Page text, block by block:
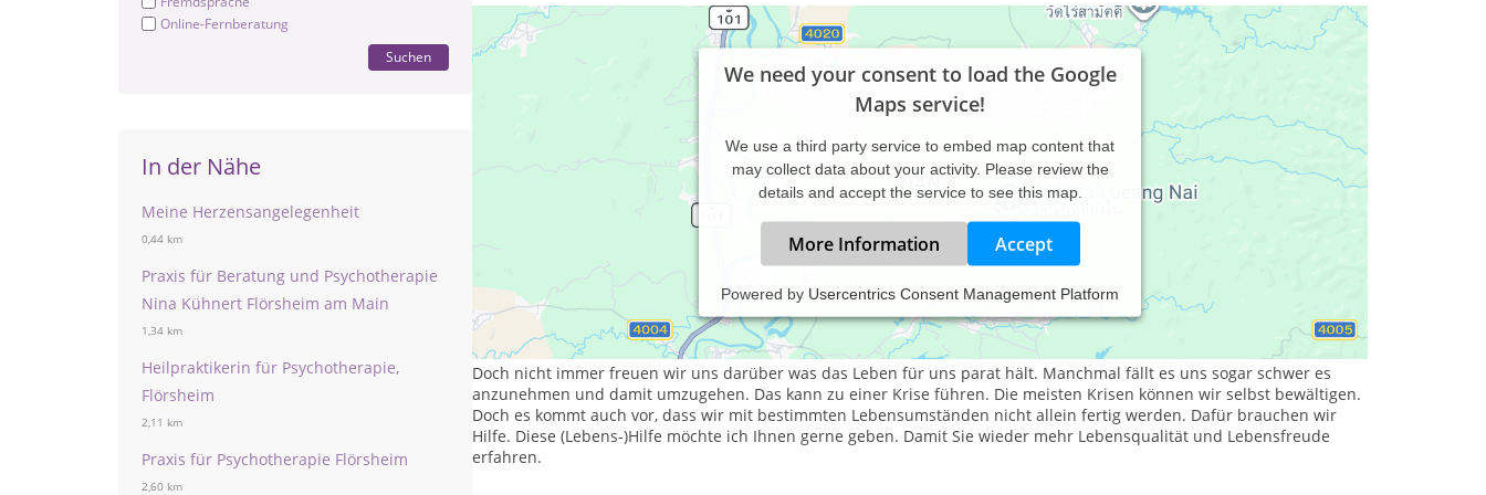
Online-Fernberatung
Suchen
In der Nähe
Meine Herzensangelegenheit
0,44 km
Praxis für Beratung und Psychotherapie
Nina Kühnert Flörsheim am Main
1,34 km
Heilpraktikerin für Psychotherapie,
Flörsheim
2,11 km
Praxis für Psychotherapie Flörsheim
2,60 km
We need your consent to load the Google
Maps service!
We use a third party service to embed map content that
may collect data about your activity. Please review the
details and accept the service to see this map.
More Information Accept
Powered by Usercentrics Consent Management Platform
Das Leben steckt voller Überraschungen.
Doch nicht immer freuen wir uns darüber was das Leben für uns parat hält. Manchmal fällt es uns sogar schwer es
anzunehmen und damit umzugehen. Das kann zu einer Krise führen. Die meisten Krisen können wir selbst bewältigen.
Doch es kommt auch vor, dass wir mit bestimmten Lebensumständen nicht allein fertig werden. Dafür brauchen wir
Hilfe. Diese (Lebens-)Hilfe möchte ich Ihnen gerne geben. Damit Sie wieder mehr Lebensqualität und Lebensfreude
erfahren.